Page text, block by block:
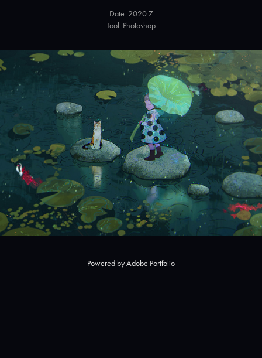
Date: 2020.7
Tool: Photoshop
Powered byAdobe Portfolio